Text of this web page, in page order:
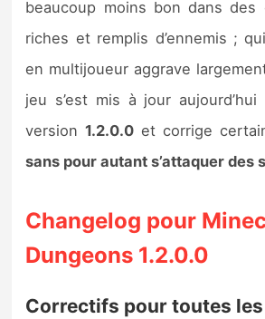
Précommandes
Précommandes jeux
Guides
beaucoup moins bon dans des
riches et remplis d’ennemis ;
en multijoueur aggrave
jeu s’est mis à jour
version1.2.0.0 et corrige
sans pour autant s’attaquer des
Changelog pour
Dungeons 1.2.0.0
Correctifs pour toutes les